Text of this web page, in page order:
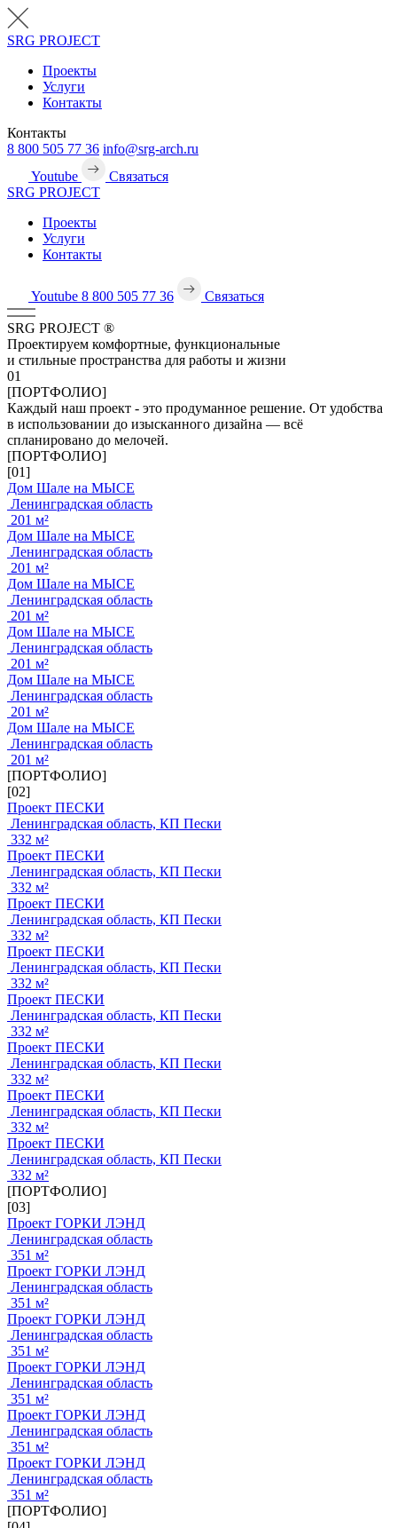
SRG PROJECT
Проекты
Услуги
Контакты
Контакты
8 800 505 77 36 info@srg-arch.ru
Youtube
Связаться
SRG PROJECT
Проекты
Услуги
Контакты
Youtube 8 800 505 77 36 Связаться
SRG PROJECT ®
Проектируем комфортные, функциональные
и стильные пространства для работы и жизни
01
[ПОРТФОЛИО]
Каждый наш проект - это продуманное решение. От удобства
в использовании до изысканного дизайна — всё
спланировано до мелочей.
[ПОРТФОЛИО]
[01]
Дом Шале на МЫСЕ
Ленинградская область
201 м²
Дом Шале на МЫСЕ
Ленинградская область
201 м²
Дом Шале на МЫСЕ
Ленинградская область
201 м²
Дом Шале на МЫСЕ
Ленинградская область
201 м²
Дом Шале на МЫСЕ
Ленинградская область
201 м²
Дом Шале на МЫСЕ
Ленинградская область
201 м²
[ПОРТФОЛИО]
[02]
Проект ПЕСКИ
Ленинградская область, КП Пески
332 м²
Проект ПЕСКИ
Ленинградская область, КП Пески
332 м²
Проект ПЕСКИ
Ленинградская область, КП Пески
332 м²
Проект ПЕСКИ
Ленинградская область, КП Пески
332 м²
Проект ПЕСКИ
Ленинградская область, КП Пески
332 м²
Проект ПЕСКИ
Ленинградская область, КП Пески
332 м²
Проект ПЕСКИ
Ленинградская область, КП Пески
332 м²
Проект ПЕСКИ
Ленинградская область, КП Пески
332 м²
[ПОРТФОЛИО]
[03]
Проект ГОРКИ ЛЭНД
Ленинградская область
351 м²
Проект ГОРКИ ЛЭНД
Ленинградская область
351 м²
Проект ГОРКИ ЛЭНД
Ленинградская область
351 м²
Проект ГОРКИ ЛЭНД
Ленинградская область
351 м²
Проект ГОРКИ ЛЭНД
Ленинградская область
351 м²
Проект ГОРКИ ЛЭНД
Ленинградская область
351 м²
[ПОРТФОЛИО]